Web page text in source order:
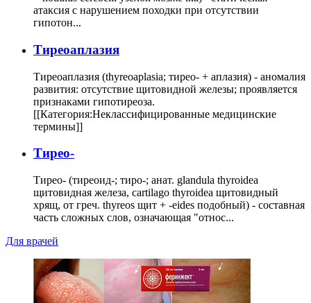
атаксия с нарушением походки при отсутствии
гипотон...
Тиреоаплазия
Тиреоаплазия (thyreoaplasia; тирео- + аплазия) - аномалия
развития: отсутствие щитовидной железы; проявляется
признаками гипотиреоза.
[[Категория:Неклассифицированные медицинские
термины]]
Тирео-
Тирео- (тиреоид-; тиро-; анат. glandula thyroidea
щитовидная железа, cartilago thyroidea щитовидный
хрящ, от греч. thyreos щит + -eides подобный) - составная
часть сложных слов, означающая "относ...
Для врачей